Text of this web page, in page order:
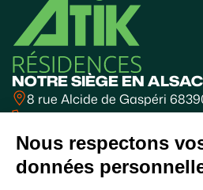
Nous respectons
données
NOTRE SIÈGE EN
8 rue Alcide de Gaspéri
03 89 31 10 31
BUREAUX FRANCHE-
Valparc - BESANÇON
06 60 63 85 70